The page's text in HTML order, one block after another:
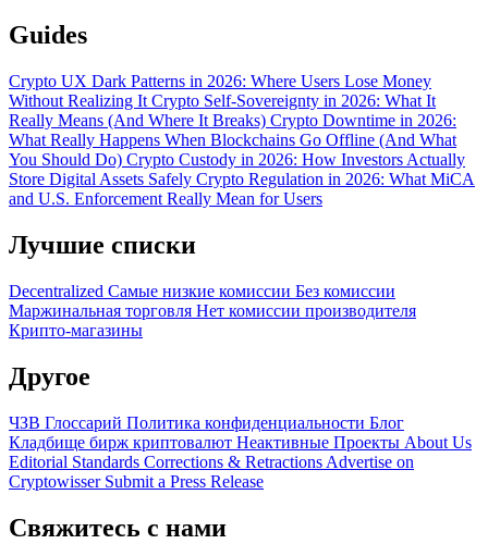
Guides
Crypto UX Dark Patterns in 2026: Where Users Lose Money
Without Realizing It Crypto Self-Sovereignty in 2026: What It
Really Means (And Where It Breaks) Crypto Downtime in 2026:
What Really Happens When Blockchains Go Offline (And What
You Should Do) Crypto Custody in 2026: How Investors Actually
Store Digital Assets Safely Crypto Regulation in 2026: What MiCA
and U.S. Enforcement Really Mean for Users
Лучшие списки
Decentralized Самые низкие комиссии Без комиссии
Маржинальная торговля Нет комиссии производителя
Крипто-магазины
Другое
ЧЗВ Глоссарий Политика конфиденциальности Блог
Кладбище бирж криптовалют Неактивные Проекты About Us
Editorial Standards Corrections & Retractions Advertise on
Cryptowisser Submit a Press Release
Свяжитесь с нами